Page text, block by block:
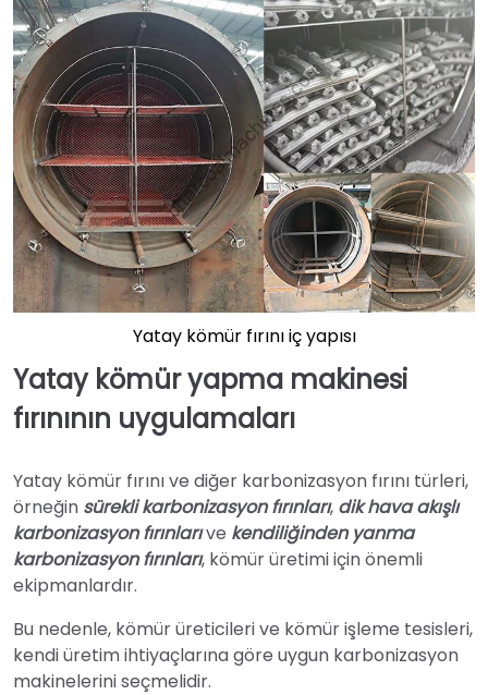
Yatay kömür fırını iç yapısı
Yatay kömür yapma makinesi
fırınının uygulamaları
Yatay kömür fırını ve diğer karbonizasyon fırını türleri,
örneğin sürekli karbonizasyon fırınları, dik hava akışlı
karbonizasyon fırınlarıve kendiliğinden yanma
karbonizasyon fırınları, kömür üretimi için önemli
ekipmanlardır.
Bu nedenle, kömür üreticileri ve kömür işleme tesisleri,
kendi üretim ihtiyaçlarına göre uygun karbonizasyon
makinelerini seçmelidir.